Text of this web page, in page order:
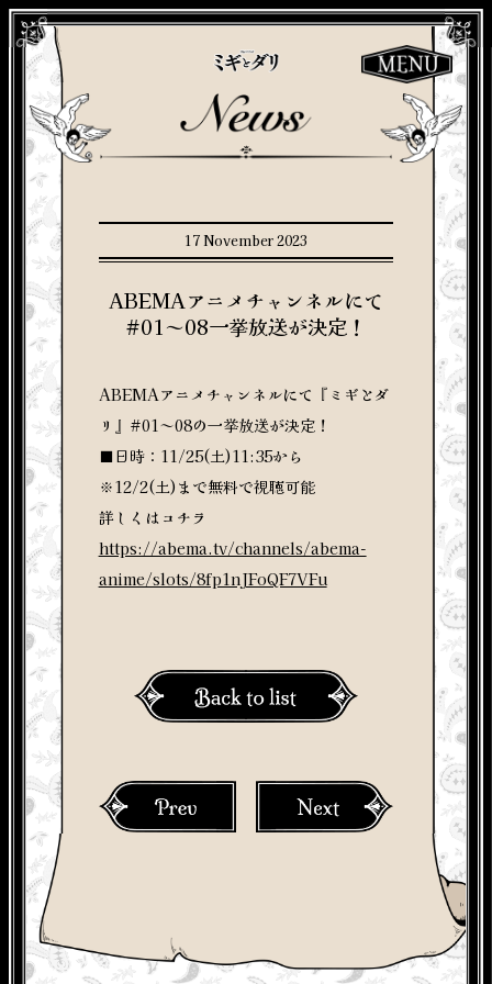
17 November 2023
ABEMAアニメチャンネルにて
#01～08一挙放送が決定！
ABEMAアニメチャンネルにて『ミギとダ
リ』#01～08の一挙放送が決定！
■日時：11/25(土)11:35から
※12/2(土)まで無料で視聴可能
詳しくはコチラ
https://abema.tv/channels/abema-
anime/slots/8fp1nJFoQF7VFu
NEXT